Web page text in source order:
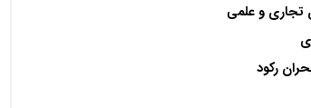
تجاری و علمی
رکود